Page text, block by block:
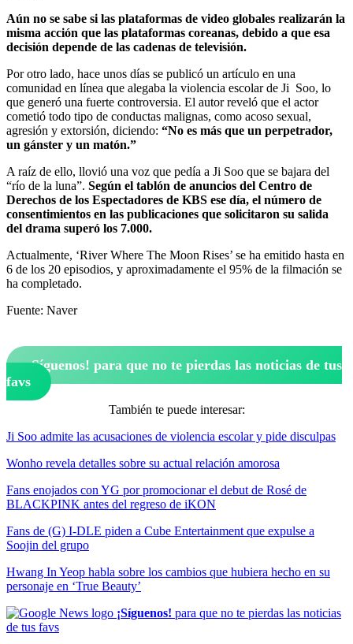
Aún no se sabe si las plataformas de video globales realizarán la
misma acción que las plataformas coreanas, debido a que esa
decisión depende de las cadenas de televisión.
Por otro lado, hace unos días se publicó un artículo en una
comunidad en línea que alegaba la violencia escolar de Ji Soo, lo
que generó una fuerte controversia. El autor reveló que el actor
cometió todo tipo de conductas malignas, como acoso sexual,
agresión y extorsión, diciendo: “No es más que un perpetrador,
un gánster y un matón.”
A raíz de ello, llovió una voz que pedía a Ji Soo que se bajara del
“río de la luna”. Según el tablón de anuncios del Centro de
Derechos de los Espectadores de KBS ese día, el número de
consentimientos en las publicaciones que solicitaron su salida
del drama superó los 7.000.
Actualmente, ‘River Where The Moon Rises’ se ha emitido hasta en
6 de los 20 episodios, y aproximadamente el 95% de la filmación se
ha completado.
Fuente: Naver
¡Síguenos! para que no te pierdas las noticias de tus
favs
También te puede interesar:
Ji Soo admite las acusaciones de violencia escolar y pide disculpas
Wonho revela detalles sobre su actual relación amorosa
Fans enojados con YG por promocionar el debut de Rosé de
BLACKPINK antes del regreso de iKON
Fans de (G) I-DLE piden a Cube Entertainment que expulse a
Soojin del grupo
Hwang In Yeop habla sobre los cambios que hubiera hecho en su
personaje en ‘True Beauty’
¡Síguenos! para que no te pierdas las noticias
de tus favs